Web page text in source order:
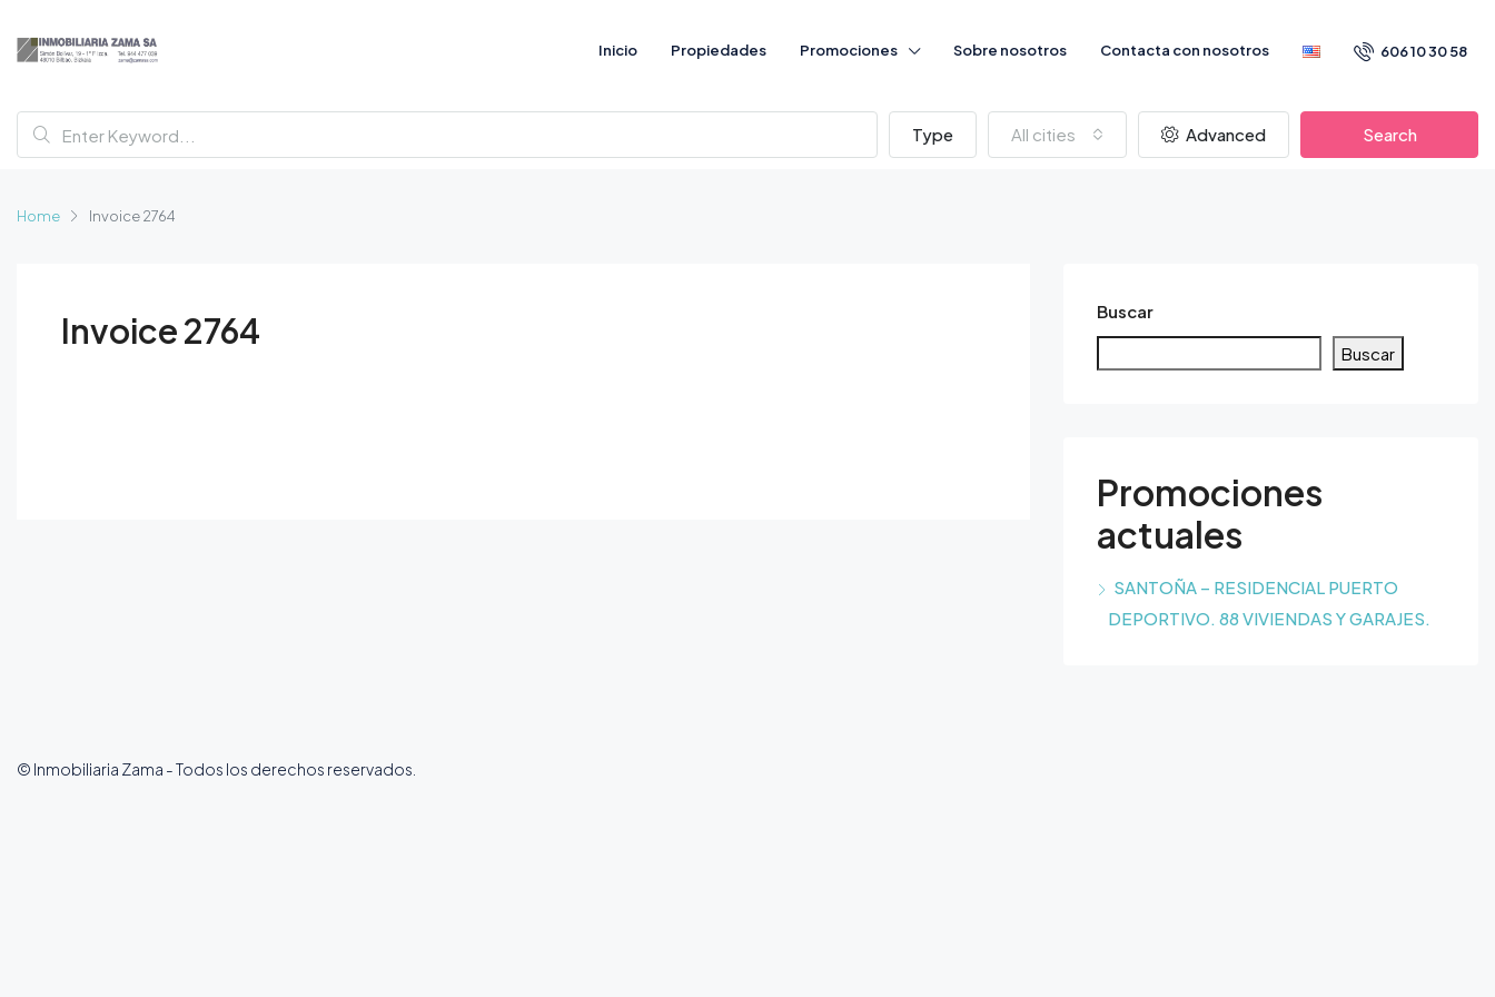
Inicio Propiedades Promociones Sobre nosotros Contacta con nosotros 606 10 30 58
Type All cities Advanced Search
Home Invoice 2764
Invoice 2764
Buscar
Buscar
Promociones
actuales
SANTOÑA – RESIDENCIAL PUERTO
DEPORTIVO. 88 VIVIENDAS Y GARAJES.
© Inmobiliaria Zama - Todos los derechos reservados.